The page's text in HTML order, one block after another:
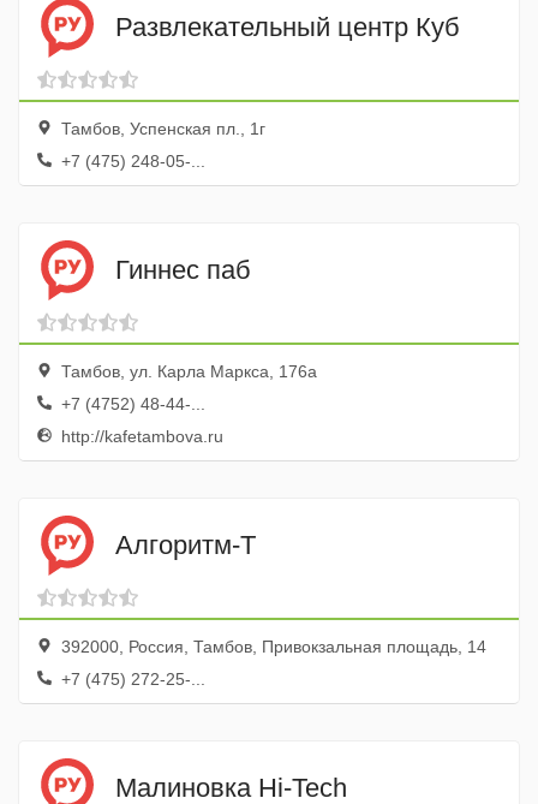
Развлекательный центр Куб
Тамбов, Успенская пл., 1г
+7 (475) 248-05-...
Гиннес паб
Тамбов, ул. Карла Маркса, 176а
+7 (4752) 48-44-...
http://kafetambova.ru
Алгоритм-Т
392000, Россия, Тамбов, Привокзальная площадь, 14
+7 (475) 272-25-...
Малиновка Hi-Tech